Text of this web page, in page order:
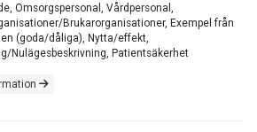
Omsorgspersonal, Vårdpersonal,
Brukarorganisationer, Exempel från
(goda/dåliga), Nytta/effekt,
Nulägesbeskrivning, Patientsäkerhet